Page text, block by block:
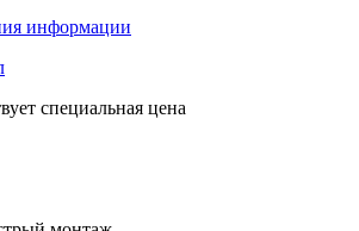
информации
специальная цена